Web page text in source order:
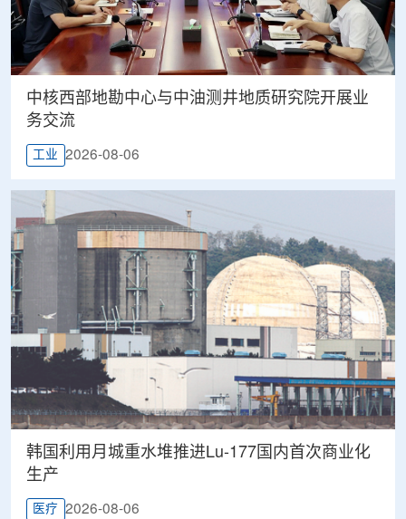
中核西部地勘中心与中油测井地质研究院开展业
务交流
工业 2026-08-06
韩国利用月城重水堆推进Lu-177国内首次商业化
生产
医疗 2026-08-06